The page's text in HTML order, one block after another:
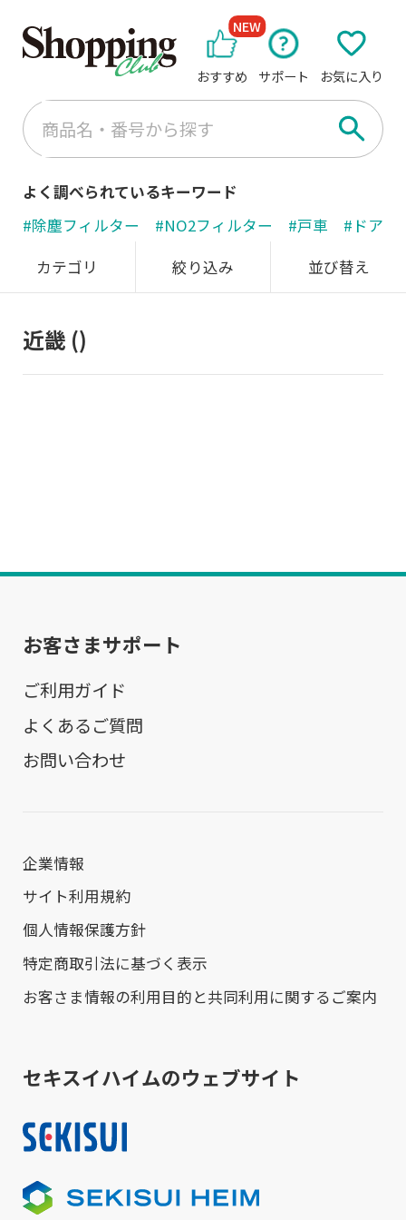
おすすめ
NEW
サポート お気に入り
よく調べられているキーワード
#除塵フィルター
#NO2フィルター #戸車
#ドアノ
カテゴリ
絞り込み 並び替え
近畿 ()
お客さまサポート
ご利用ガイド
よくあるご質問
お問い合わせ
企業情報
サイト利用規約
個人情報保護方針
特定商取引法に基づく表示
お客さま情報の利用目的と共同利用に関するご案内
セキスイハイムのウェブサイト